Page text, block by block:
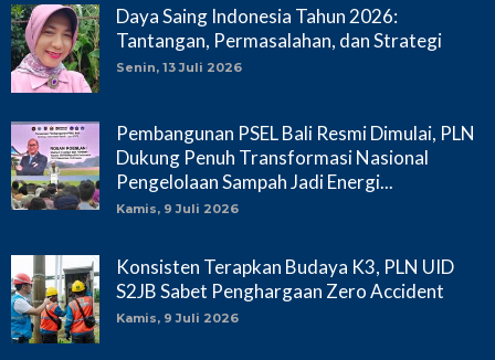
Daya Saing Indonesia Tahun 2026:
Tantangan, Permasalahan, dan Strategi
Senin, 13 Juli 2026
Pembangunan PSEL Bali Resmi Dimulai, PLN
Dukung Penuh Transformasi Nasional
Pengelolaan Sampah Jadi Energi...
Kamis, 9 Juli 2026
Konsisten Terapkan Budaya K3, PLN UID
S2JB Sabet Penghargaan Zero Accident
Kamis, 9 Juli 2026